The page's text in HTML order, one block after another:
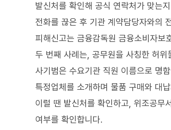
발신처를 확인해 공식 연락처가 맞는
전화를 끊은 후 기관 계약담당자와의
피해신고는 금융감독원 금융소비자보
두 번째 사례는, 공무원을 사칭한 허위
사기범은 수요기관 직원 이름으로 명
특정업체를 소개하며 물품 구매와 대
이럴 땐 발신처를 확인하고, 위조공무
여부를 확인합니다.